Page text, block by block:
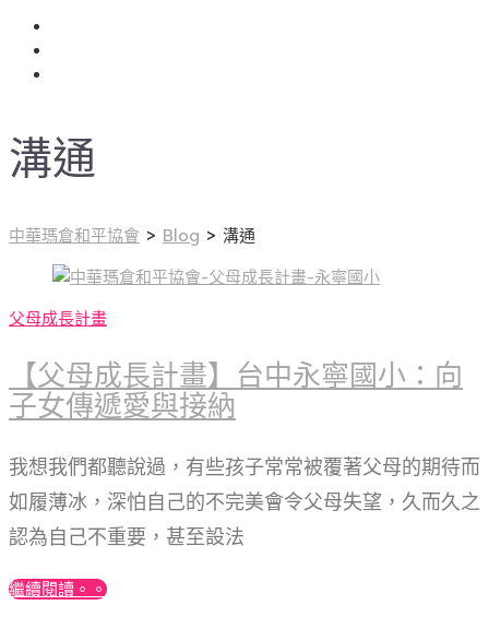
溝通
中華瑪倉和平協會 > Blog > 溝通
父母成長計畫
【父母成長計畫】台中永寧國小：向
子女傳遞愛與接納
我想我們都聽說過，有些孩子常常被覆著父母的期待而
如履薄冰，深怕自己的不完美會令父母失望，久而久之
認為自己不重要，甚至設法
繼續閱讀。。